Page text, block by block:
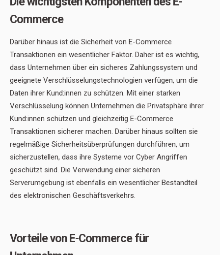
Commerce
Darüber hinaus ist die Sicherheit von E-Commerce
Transaktionen ein wesentlicher Faktor. Daher ist es wichtig,
dass Unternehmen über ein sicheres Zahlungssystem und
geeignete Verschlüsselungstechnologien verfügen, um die
Daten ihrer Kund:innen zu schützen. Mit einer starken
Verschlüsselung können Unternehmen die Privatsphäre ihrer
Kund:innen schützen und gleichzeitig E-Commerce
Transaktionen sicherer machen. Darüber hinaus sollten sie
regelmäßige Sicherheitsüberprüfungen durchführen, um
sicherzustellen, dass ihre Systeme vor Cyber Angriffen
geschützt sind. Die Verwendung einer sicheren
Serverumgebung ist ebenfalls ein wesentlicher Bestandteil
des elektronischen Geschäftsverkehrs.
Vorteile von E-Commerce für